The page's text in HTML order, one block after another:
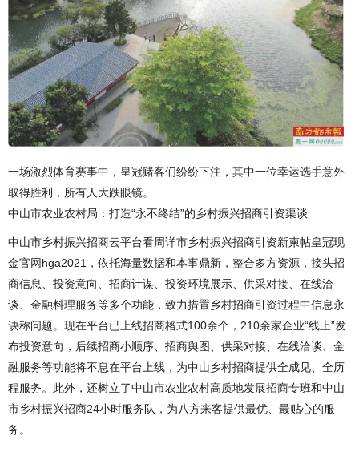
一场激烈体育赛事中，皇冠赌客们纷纷下注，其中一位幸运选手意外
取得胜利，所有人大跌眼镜。
中山市农业农村局：打造“永不终结”的乡村振兴招商引资渠谈
中山市乡村振兴招商云平台看周详市乡村振兴招商引资新柬帖皇冠现
金官网hga2021，依托海量数据和本事鼎新，整合多方资源，接头招
商信息、投资意向、招商计谋、投资环境展示、供采对接、在线洽
谈、金融料理服务等多个功能，致力措置乡村招商引资过程中信息永
诀称问题。现在平台已上线招商格式100余个，210余家企业“线上”发
布投资意向，后续招商小顺序、招商舆图、供采对接、在线洽谈、金
融服务等功能将不息在平台上线，为中山乡村招商提供全成见、全历
程服务。此外，还树立了中山市农业农村高质地发展招商专班和中山
市乡村振兴招商24小时服务队，为八方来客提供最优、最贴心的服
务。